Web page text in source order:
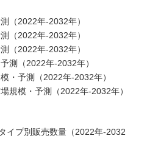
（2022年-2032年）
（2022年-2032年）
（2022年-2032年）
測（2022年-2032年）
・予測（2022年-2032年）
規模・予測（2022年-2032年）
イプ別販売数量（2022年-2032